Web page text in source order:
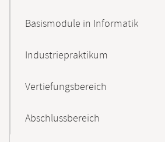
Basismodule in Informatik
Industriepraktikum
Vertiefungsbereich
Abschlussbereich